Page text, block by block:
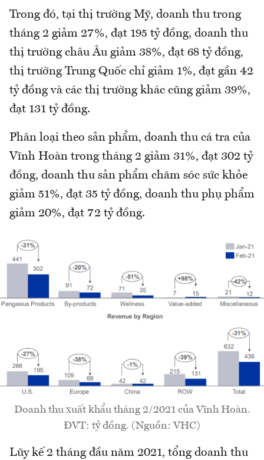
Trong đó, tại thị trường Mỹ, doanh thu trong
tháng 2 giảm 27%, đạt 195 tỷ đồng, doanh thu
thị trường châu Âu giảm 38%, đạt 68 tỷ đồng,
thị trường Trung Quốc chỉ giảm 1%, đạt gần 42
tỷ đồngvà các thị trường khác cũng giảm 39%,
đạt 131 tỷ đồng.
Phân loại theo sản phẩm, doanh thu cá tra của
Vĩnh Hoàn trong tháng 2 giảm 31%, đạt 302 tỷ
đồng, doanh thu sản phẩm chăm sóc sức khỏe
giảm 51%, đạt 35 tỷ đồng, doanh thu phụ phẩm
giảm 20%, đạt 72 tỷ đồng.
Doanh thu xuất khẩu tháng 2/2021 của Vĩnh Hoàn.
ĐVT: tỷ đồng. (Nguồn: VHC)
Lũy kế 2 tháng đầu năm 2021, tổng doanh thu